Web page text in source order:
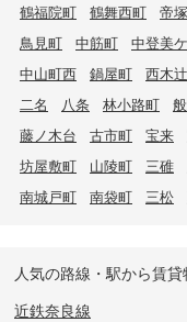
鶴福院町
鶴舞西町 帝
鳥見町
中筋町 中登美
中山町西
鍋屋町 西木
二名
八条 林小路町
藤ノ木台
古市町 宝来
坊屋敷町
山陵町 三碓
南城戸町
南袋町 三松
人気の路線・駅から賃
近鉄奈良線